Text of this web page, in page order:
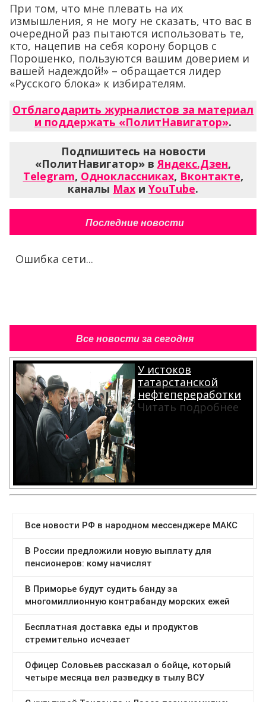
При том, что мне плевать на их
измышления, я не могу не сказать, что вас в
очередной раз пытаются использовать те,
кто, нацепив на себя корону борцов с
Порошенко, пользуются вашим доверием и
вашей надеждой!» – обращается лидер
«Русского блока» к избирателям.
Отблагодарить журналистов за материал
и поддержать «ПолитНавигатор».
Подпишитесь на новости
«ПолитНавигатор» вЯндекс.Дзен,
Telegram, Одноклассниках, Вконтакте,
каналы Max и YouTube.
Последние новости
Ошибка сети...
Все новости за сегодня
У истоков
татарстанской
нефтепереработки
Читать подробнее